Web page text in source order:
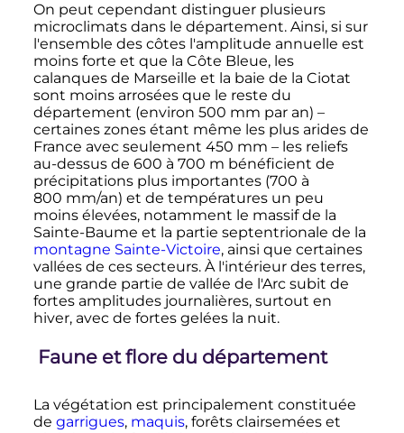
On peut cependant distinguer plusieurs
microclimats dans le département. Ainsi, si sur
l'ensemble des côtes l'amplitude annuelle est
moins forte et que la Côte Bleue, les
calanques de Marseille et la baie de la Ciotat
sont moins arrosées que le reste du
département (environ 500 mm par an) –
certaines zones étant même les plus arides de
France avec seulement 450 mm – les reliefs
au-dessus de 600 à 700 m bénéficient de
précipitations plus importantes (700 à
800 mm/an) et de températures un peu
moins élevées, notamment le massif de la
Sainte-Baume et la partie septentrionale de la
montagne Sainte-Victoire, ainsi que certaines
vallées de ces secteurs. À l'intérieur des terres,
une grande partie de vallée de l'Arc subit de
fortes amplitudes journalières, surtout en
hiver, avec de fortes gelées la nuit.
Faune et flore du département
La végétation est principalement constituée
de garrigues, maquis, forêts clairsemées et